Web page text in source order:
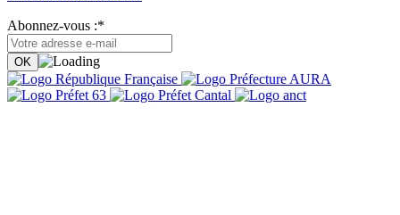
Abonnez-vous :*